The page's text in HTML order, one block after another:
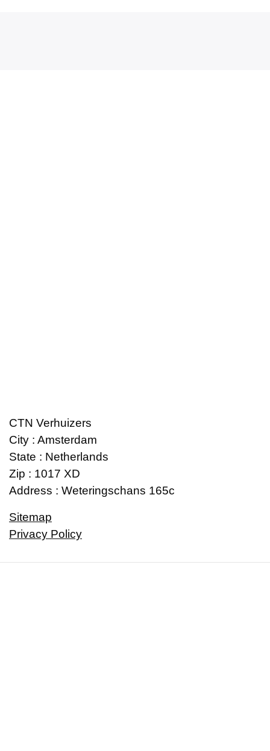
CTN Verhuizers
City : Amsterdam
State : Netherlands
Zip : 1017 XD
Address : Weteringschans 165c
Sitemap
Privacy Policy